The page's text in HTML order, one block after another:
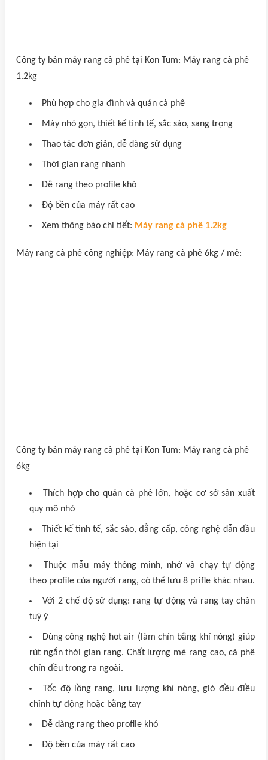
Công ty bán máy rang cà phê tại Kon Tum: Máy rang cà phê
1.2kg
Phù hợp cho gia đình và quán cà phê
Máy nhỏ gọn, thiết kế tinh tế, sắc sảo, sang trọng
Thao tác đơn giản, dễ dàng sử dụng
Thời gian rang nhanh
Dễ rang theo profile khó
Độ bền của máy rất cao
Xem thông báo chi tiết: Máy rang cà phê 1.2kg
Máy rang cà phê công nghiệp: Máy rang cà phê 6kg / mẻ:
Công ty bán máy rang cà phê tại Kon Tum: Máy rang cà phê
6kg
Thích hợp cho quán cà phê lớn, hoặc cơ sở sản xuất
quy mô nhỏ
Thiết kế tinh tế, sắc sảo, đẳng cấp, công nghệ dẫn đầu
hiện tại
Thuộc mẫu máy thông minh, nhớ và chạy tự động
theo profile của người rang, có thể lưu 8 prifle khác nhau.
Với 2 chế độ sử dụng: rang tự động và rang tay chân
tuỳ ý
Dùng công nghệ hot air (làm chín bằng khí nóng) giúp
rút ngắn thời gian rang. Chất lượng mẻ rang cao, cà phê
chín đều trong ra ngoài.
Tốc độ lồng rang, lưu lượng khí nóng, gió đều điều
chỉnh tự động hoặc bằng tay
Dễ dàng rang theo profile khó
Độ bền của máy rất cao